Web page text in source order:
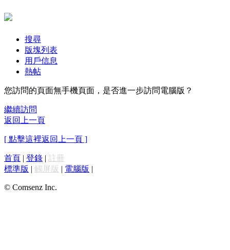
搜尋
版塊列表
用戶信息
熱帖
您訪問的頁面無手機頁面，是否進一步訪問電腦版？
繼續訪問
返回上一頁
[ 點擊這裡返回上一頁 ]
首頁 | 登錄 | 註冊
標準版 | 觸屏版 | 電腦版 |
© Comsenz Inc.